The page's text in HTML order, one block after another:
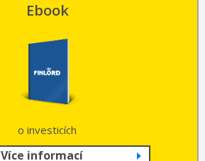
Ebook
o investicích
Více informací